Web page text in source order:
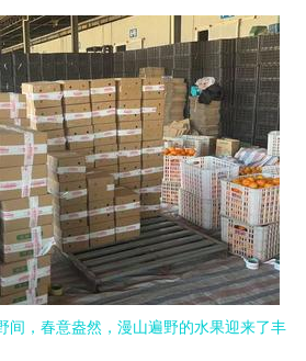
间，春意盎然，漫山遍野的水果迎来了丰